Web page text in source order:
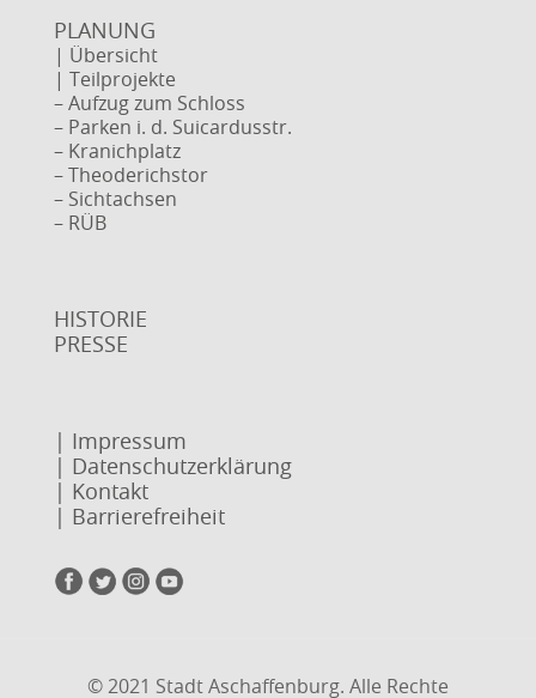
PLANUNG
| Übersicht
| Teilprojekte
– Aufzug zum Schloss
– Parken i. d. Suicardusstr.
– Kranichplatz
– Theoderichstor
– Sichtachsen
– RÜB
HISTORIE
PRESSE
| Impressum
| Datenschutzerklärung
| Kontakt
| Barrierefreiheit
© 2021 Stadt Aschaffenburg. Alle Rechte